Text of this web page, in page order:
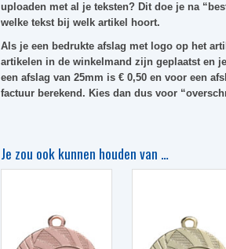
uploaden met al je teksten? Dit doe je na
welke tekst bij welk artikel hoort.
Als je een bedrukte afslag met logo op het
artikelen in de winkelmand zijn geplaatst en
een afslag van 25mm is € 0,50 en voor een
factuur berekend. Kies dan dus voor
Je zou ook kunnen houden van …